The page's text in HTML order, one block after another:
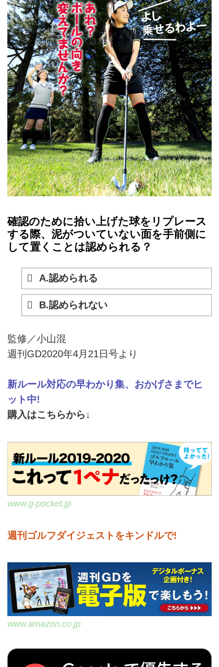
確認のために拾い上げた球をリプレース
する際、泥がついていない面を手前側に
して置くことは認められる？
A.認められる
B.認められない
監修／小山混
週刊GD2020年4月21日号より
新ルール対応の早わかり集、おかげさまでヒ
ット中!
購入はこちらから↓
www.g-pocket.jp
週刊ゴルフダイジェストをキンドルで!
www.amazon.co.jp